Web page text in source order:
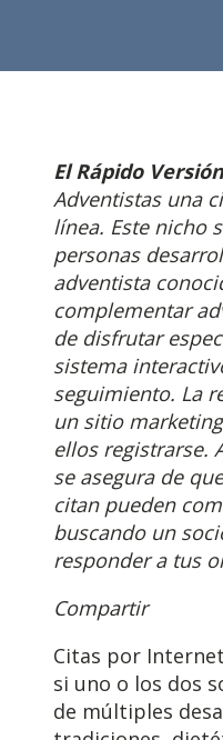
El Rápido
Adventistas una
línea. Este nicho
personas
adventista
complementar
de disfrutar
sistema
seguimiento. La
un sitio
ellos registrarse.
se asegura de
citan pueden
buscando un
responder a tus
Compartir
Citas por
si uno o los dos
de múltiples